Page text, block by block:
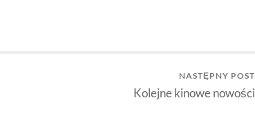
NASTĘPNY POST
Kolejne kinowe nowości